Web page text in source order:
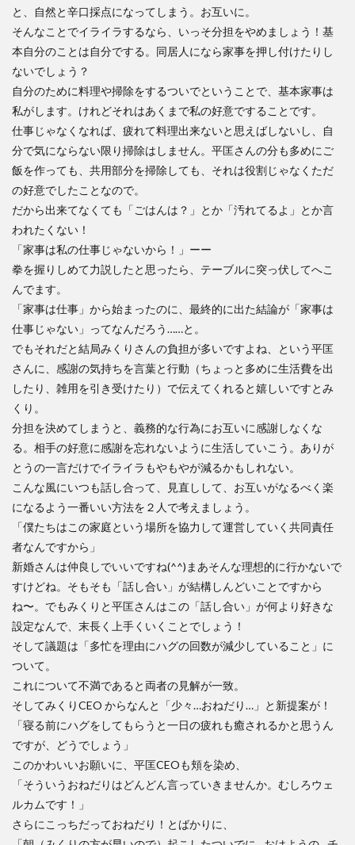
と、自然と辛口採点になってしまう。お互いに。
そんなことでイライラするなら、いっそ分担をやめましょう！基
本自分のことは自分でする。同居人になら家事を押し付けたりし
ないでしょう？
自分のために料理や掃除をするついでということで、基本家事は
私がします。けれどそれはあくまで私の好意ですることです。
仕事じゃなくなれば、疲れて料理出来ないと思えばしないし、自
分で気にならない限り掃除はしません。平匡さんの分も多めにご
飯を作っても、共用部分を掃除しても、それは役割じゃなくただ
の好意でしたことなので。
だから出来てなくても「ごはんは？」とか「汚れてるよ」とか言
われたくない！
「家事は私の仕事じゃないから！」ーー
拳を握りしめて力説したと思ったら、テーブルに突っ伏してへこ
んでます。
「家事は仕事」から始まったのに、最終的に出た結論が「家事は
仕事じゃない」ってなんだろう……と。
でもそれだと結局みくりさんの負担が多いですよね、という平匡
さんに、感謝の気持ちを言葉と行動（ちょっと多めに生活費を出
したり、雑用を引き受けたり）で伝えてくれると嬉しいですとみ
くり。
分担を決めてしまうと、義務的な行為にお互いに感謝しなくな
る。相手の好意に感謝を忘れないように生活していこう。ありが
とうの一言だけでイライラもやもやが減るかもしれない。
こんな風にいつも話し合って、見直しして、お互いがなるべく楽
になるよう一番いい方法を２人で考えましょう。
「僕たちはこの家庭という場所を協力して運営していく共同責任
者なんですから」
新婚さんは仲良しでいいですね(^^)まあそんな理想的に行かないで
すけどね。そもそも「話し合い」が結構しんどいことですから
ね〜。でもみくりと平匡さんはこの「話し合い」が何より好きな
設定なんで、末長く上手くいくことでしょう！
そして議題は「多忙を理由にハグの回数が減少していること」に
ついて。
これについて不満であると両者の見解が一致。
そしてみくりCEO からなんと「少々…おねだり…」と新提案が！
「寝る前にハグをしてもらうと一日の疲れも癒されるかと思うん
ですが、どうでしょう」
このかわいいお願いに、平匡CEOも頬を染め、
「そういうおねだりはどんどん言っていきませんか。むしろウェ
ルカムです！」
さらにこっちだっておねだり！とばかりに、